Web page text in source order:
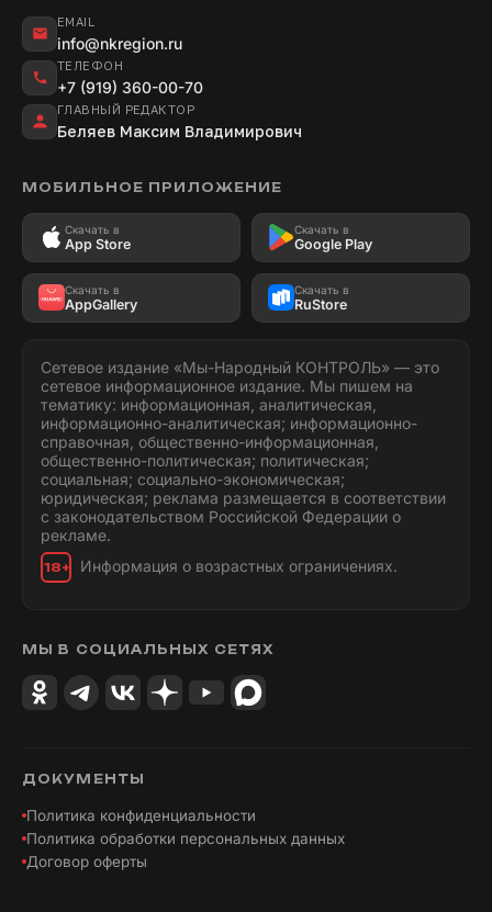
EMAIL
info@nkregion.ru
ТЕЛЕФОН
+7 (919) 360-00-70
ГЛАВНЫЙ РЕДАКТОР
Беляев Максим Владимирович
МОБИЛЬНОЕ ПРИЛОЖЕНИЕ
Скачать в
App Store
Скачать в
Google Play
Скачать в
AppGallery
Скачать в
RuStore
Сетевое издание «Мы-Народный КОНТРОЛЬ» — это
сетевое информационное издание. Мы пишем на
тематику: информационная, аналитическая,
информационно-аналитическая; информационно-
справочная, общественно-информационная,
общественно-политическая; политическая;
социальная; социально-экономическая;
юридическая; реклама размещается в соответствии
с законодательством Российской Федерации о
рекламе.
18+ Информация о возрастных ограничениях.
МЫ В СОЦИАЛЬНЫХ СЕТЯХ
ДОКУМЕНТЫ
Политика конфиденциальности
Политика обработки персональных данных
Договор оферты